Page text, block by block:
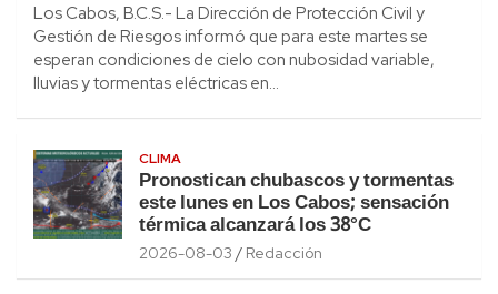
Los Cabos, B.C.S.- La Dirección de Protección Civil y
Gestión de Riesgos informó que para este martes se
esperan condiciones de cielo con nubosidad variable,
lluvias y tormentas eléctricas en…
CLIMA
Pronostican chubascos y tormentas
este lunes en Los Cabos; sensación
térmica alcanzará los 38°C
2026-08-03 Redacción